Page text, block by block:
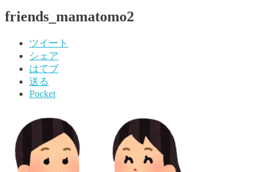
friends_mamatomo2
ツイート
シェア
はてブ
送る
Pocket